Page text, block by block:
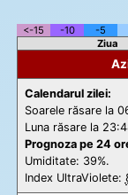
<-15 -10 -5
Ziua
Calendarul zilei:
Soarele răsare la
Luna răsare la
Prognoza pe 24
Umiditate: 39%.
Index UltraViolete: